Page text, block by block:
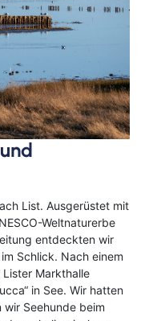
List. Ausgerüstet mit
Weltnaturerbe
entdeckten wir
Schlick. Nach einem
Markthalle
in See. Wir hatten
Seehunde beim